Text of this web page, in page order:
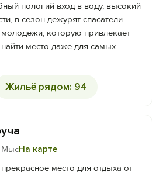
пологий вход в воду, высокий
в сезон дежурят спасатели.
которую привлекает
место даже для самых
Жильё рядом: 94
МысНа карте
место для отдыха от